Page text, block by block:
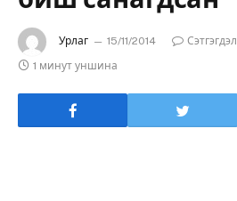
Урлаг 15/11/2014
1 минут уншина